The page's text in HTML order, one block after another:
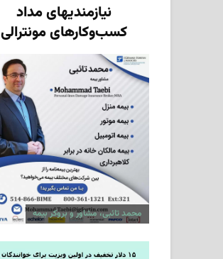
نیازمندیهای مداد
کسب‌وکارهای مونترالی
محمد تائبی، مشاور و بروکر بیمه